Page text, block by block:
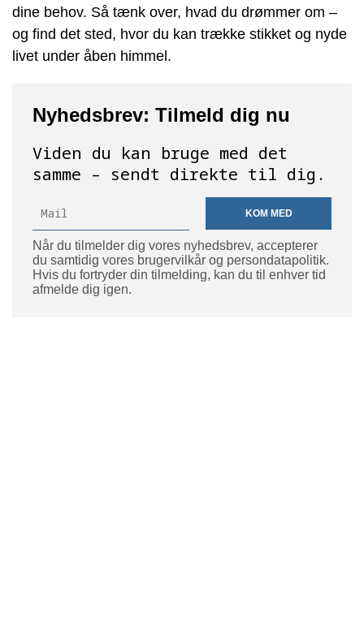
dine behov. Så tænk over, hvad du drømmer om –
og find det sted, hvor du kan trække stikket og nyde
livet under åben himmel.
Nyhedsbrev: Tilmeld dig nu
Viden du kan bruge med det
samme – sendt direkte til dig.
KOM MED
Når du tilmelder dig vores nyhedsbrev, accepterer
du samtidig vores brugervilkår og persondatapolitik.
Hvis du fortryder din tilmelding, kan du til enhver tid
afmelde dig igen.